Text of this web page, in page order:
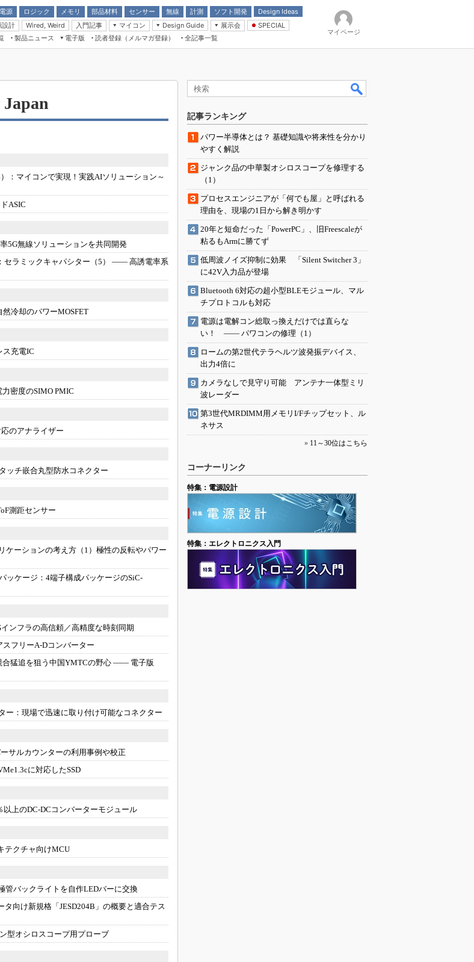
電源
ロジック
メモリ
部品材料
センサー 無線 計測 ソフト開発
Design Ideas
アナログ機能回路
計測とテスト
Wired, Weird
設計 Wired, Weird
入門記事
マイコン
コン講座
Design Guide
計測機器
展示会
CEATEC
組込み/エッジコンピューティング展
SPECIAL
Microchip情報
製品ニュース
電子版
読者登録（メルマガ登録） 全記事一覧
マイページ
： マイコンで実現！実践AIソリューション～
ASIC
5G無線ソリューションを共同開発
セラミックキャパシター（5） ―― 高誘電率系
然冷却のパワーMOSFET
ス充電IC
密度のSIMO PMIC
のアナライザー
ッチ嵌合丸型防水コネクター
測距センサー
ケーションの考え方（1）極性の反転やパワー
ッケージ： 4端子構成パッケージのSiC-
インフラの高信頼／高精度な時刻同期
スフリーA-Dコンバーター
合猛追を狙う中国YMTCの野心 ―― 電子版
ー： 現場で迅速に取り付け可能なコネクター
サルカウンターの利用事例や校正
に対応したSSD
以上のDC-DCコンバーターモジュール
テクチャ向けMCU
バックライトを自作LEDバーに交換
タ向け新規格「JESD204B」の概要と適合テス
型オシロスコープ用プローブ
記事ランキング
パワー半導体とは？ 基礎知識や将来性を分かり
やすく解説
ジャンク品の中華製オシロスコープを修理する
（1）
プロセスエンジニアが「何でも屋」と呼ばれる
理由を、現場の1日から解き明かす
20年と短命だった「PowerPC」、旧Freescaleが
粘るもArmに勝てず
低周波ノイズ抑制に効果 「Silent Switcher 3」
に42V入力品が登場
Bluetooth 6対応の超小型BLEモジュール、マル
チプロトコルも対応
電源は電解コン総取っ換えだけでは直らな
い！ ―― パワコンの修理（1）
ロームの第2世代テラヘルツ波発振デバイス、
出力4倍に
カメラなしで見守り可能 アンテナ一体型ミリ
波レーダー
第3世代MRDIMM用メモリI/Fチップセット、ル
ネサス
» 11～30位はこちら
コーナーリンク
特集：電源設計
特集：エレクトロニクス入門